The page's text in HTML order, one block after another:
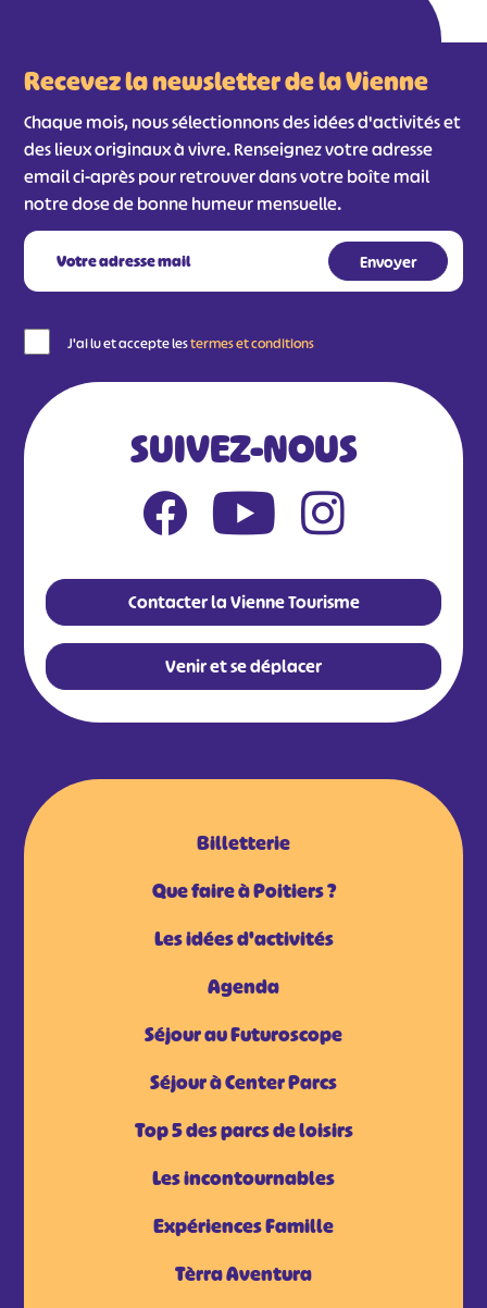
Recevez la newsletter de la Vienne
Chaque mois, nous sélectionnons des idées d'activités et
des lieux originaux à vivre. Renseignez votre adresse
email ci-après pour retrouver dans votre boîte mail
notre dose de bonne humeur mensuelle.
J'ai lu et accepte lestermes et conditions
SUIVEZ-NOUS
Contacter la Vienne Tourisme
Venir et se déplacer
Billetterie
Que faire à Poitiers ?
Les idées d'activités
Agenda
Séjour au Futuroscope
Séjour à Center Parcs
Top 5 des parcs de loisirs
Les incontournables
Expériences Famille
Tèrra Aventura